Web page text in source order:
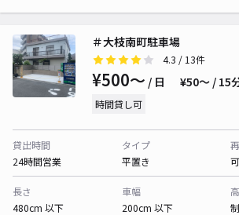
＃大枝南町駐車場
4.3 / 13件
¥500〜 / 日 ¥50〜 / 15
時間貸し可
貸出時間
24時間営業
タイプ
平置き
可
長さ
480cm 以下
車幅
200cm 以下